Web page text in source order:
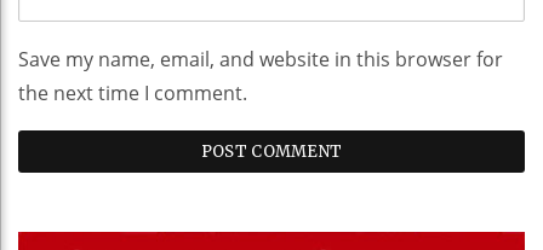
Save my name, email, and website in this browser for
the next time I comment.